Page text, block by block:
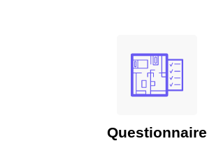
Questionnaire